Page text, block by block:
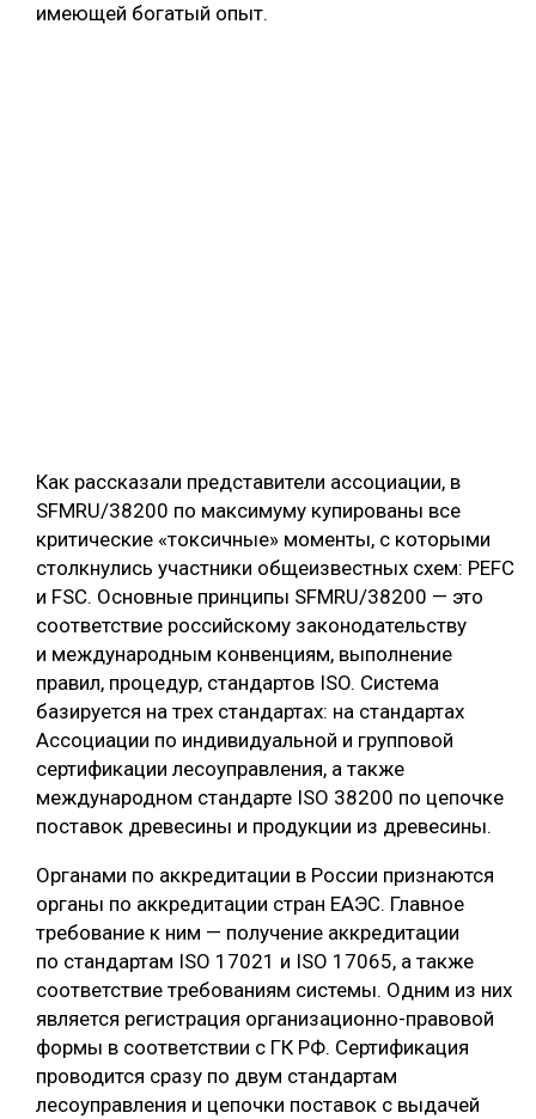
имеющей богатый опыт.
Как рассказали представители ассоциации, в
SFMRU/38200 по максимуму купированы все
критические «токсичные» моменты, с которыми
столкнулись участники общеизвестных схем: PEFC
и FSC. Основные принципы SFMRU/38200 — это
соответствие российскому законодательству
и международным конвенциям, выполнение
правил, процедур, стандартов ISO. Система
базируется на трех стандартах: на стандартах
Ассоциации по индивидуальной и групповой
сертификации лесоуправления, а также
международном стандарте ISO 38200 по цепочке
поставок древесины и продукции из древесины.
Органами по аккредитации в России признаются
органы по аккредитации стран ЕАЭС. Главное
требование к ним — получение аккредитации
по стандартам ISO 17021 и ISO 17065, а также
соответствие требованиям системы. Одним из них
является регистрация организационно-правовой
формы в соответствии с ГК РФ. Сертификация
проводится сразу по двум стандартам
лесоуправления и цепочки поставок с выдачей